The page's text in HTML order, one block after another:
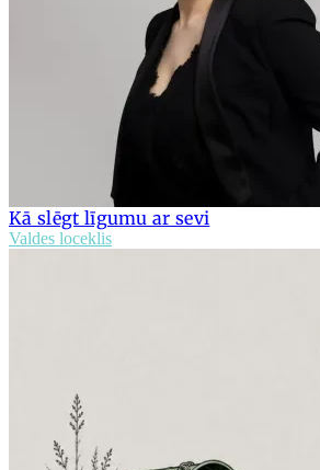
Kā slēgt līgumu ar sevi
Valdes loceklis